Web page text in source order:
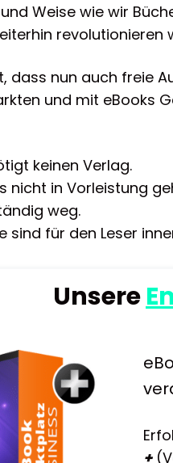
Weise wie wir
revolutionieren
dass nun auch freie
und mit eBooks
keinen Verlag.
nicht in Vorleistung
weg.
sind für den Leser
Unsere
+